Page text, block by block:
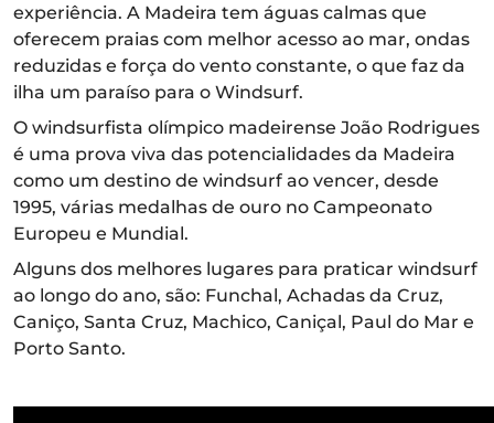
experiência. A Madeira tem águas calmas que
oferecem praias com melhor acesso ao mar, ondas
reduzidas e força do vento constante, o que faz da
ilha um paraíso para o Windsurf.
O windsurfista olímpico madeirense João Rodrigues
é uma prova viva das potencialidades da Madeira
como um destino de windsurf ao vencer, desde
1995, várias medalhas de ouro no Campeonato
Europeu e Mundial.
Alguns dos melhores lugares para praticar windsurf
ao longo do ano, são: Funchal, Achadas da Cruz,
Caniço, Santa Cruz, Machico, Caniçal, Paul do Mar e
Porto Santo.